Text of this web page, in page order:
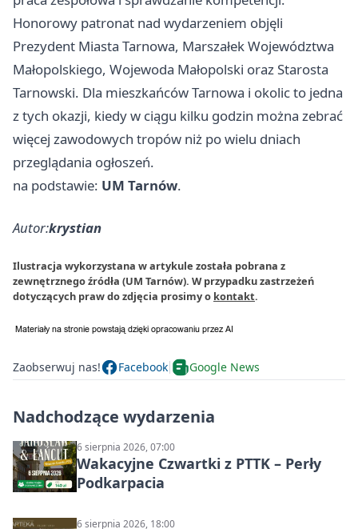
Honorowy patronat nad wydarzeniem objęli
Prezydent Miasta Tarnowa, Marszałek Województwa
Małopolskiego, Wojewoda Małopolski oraz Starosta
Tarnowski. Dla mieszkańców Tarnowa i okolic to jedna
z tych okazji, kiedy w ciągu kilku godzin można zebrać
więcej zawodowych tropów niż po wielu dniach
przeglądania ogłoszeń.
na podstawie: UM Tarnów.
Autor:krystian
Ilustracja wykorzystana w artykule została pobrana z
zewnętrznego źródła (UM Tarnów). W przypadku zastrzeżeń
dotyczących praw do zdjęcia prosimy o kontakt.
Zaobserwuj nas! Facebook Google News
Nadchodzące wydarzenia
6 sierpnia 2026, 07:00
Wakacyjne Czwartki z PTTK – Perły
Podkarpacia
6 sierpnia 2026, 18:00